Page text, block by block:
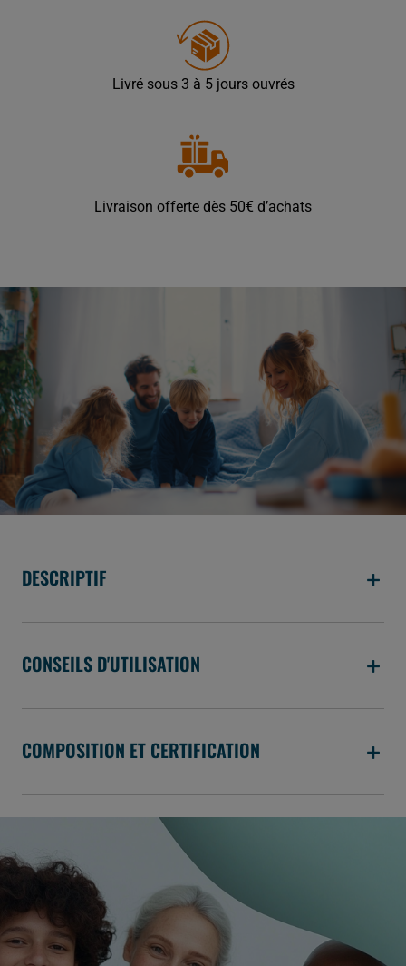
Livré sous 3 à 5 jours ouvrés
Livraison offerte dès 50€ d’achats
DESCRIPTIF
CONSEILS D'UTILISATION
COMPOSITION ET CERTIFICATION